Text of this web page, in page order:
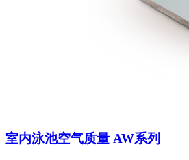
室内泳池空气质量 AW系列